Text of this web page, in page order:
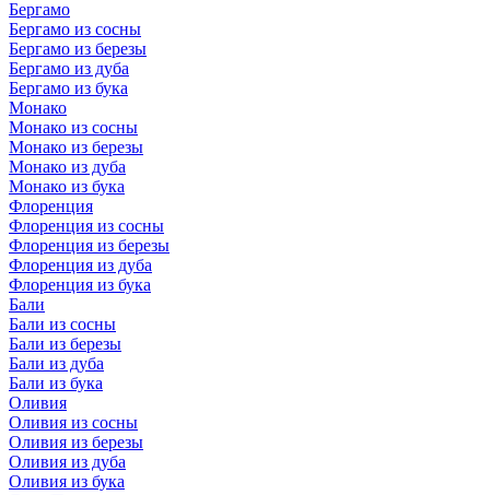
Бергамо
Бергамо из сосны
Бергамо из березы
Бергамо из дуба
Бергамо из бука
Монако
Монако из сосны
Монако из березы
Монако из дуба
Монако из бука
Флоренция
Флоренция из сосны
Флоренция из березы
Флоренция из дуба
Флоренция из бука
Бали
Бали из сосны
Бали из березы
Бали из дуба
Бали из бука
Оливия
Оливия из сосны
Оливия из березы
Оливия из дуба
Оливия из бука